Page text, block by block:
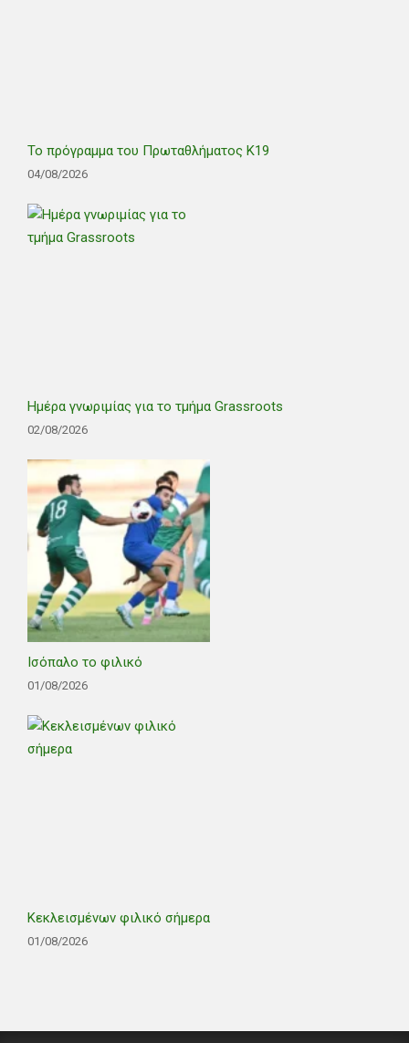
Το πρόγραμμα του Πρωταθλήματος Κ19
04/08/2026
Ημέρα γνωριμίας για το τμήμα Grassroots
02/08/2026
Ισόπαλο το φιλικό
01/08/2026
Κεκλεισμένων φιλικό σήμερα
01/08/2026